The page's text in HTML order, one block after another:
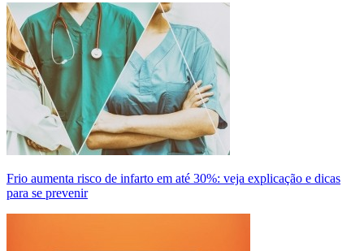
Frio aumenta risco de infarto em até 30%: veja explicação e dicas
para se prevenir